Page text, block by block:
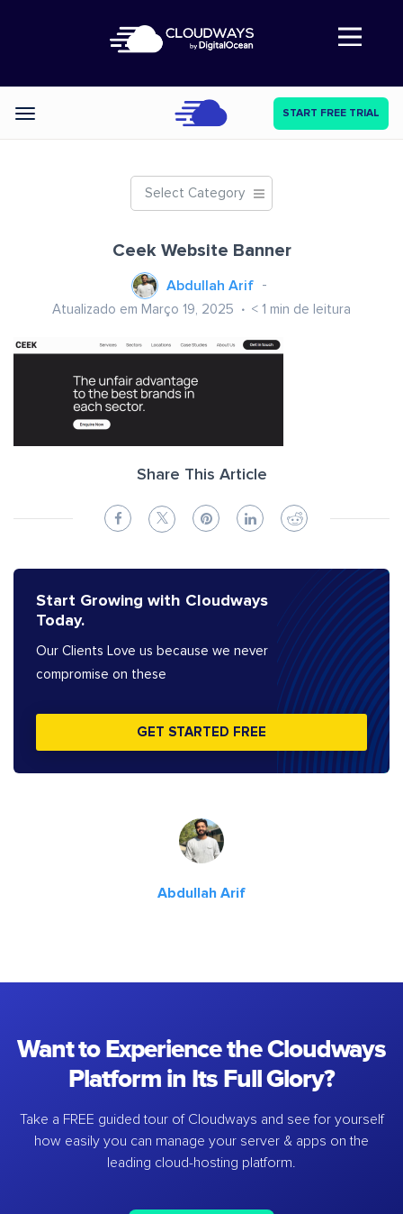
Abre a navegação
Categories START FREE TRIAL
Select Category
Ceek Website Banner
Abdullah Arif
Atualizado em Março 19, 2025 < 1 min de leitura
Share This Article
Start Growing with Cloudways
Today.
Our Clients Love us because we never
compromise on these
GET STARTED FREE
Abdullah Arif
Want to Experience the Cloudways
Platform in Its Full Glory?
Take a FREE guided tour of Cloudways and see for yourself
how easily you can manage your server & apps on the
leading cloud-hosting platform.